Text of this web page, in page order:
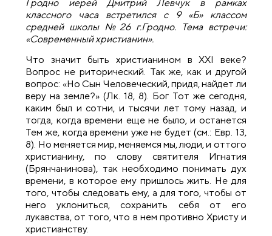
Гродно иерей Дмитрий Левчук в рамках
классного часа встретился с 9 «Б» классом
средней школы №26 г.Гродно. Тема встречи:
«Современный христианин».
Что значит быть христианином в XXI веке?
Вопрос не риторический. Так же, как и другой
вопрос: «Но Сын Человеческий, придя, найдет ли
веру на земле?» (Лк. 18, 8). Бог Тот же сегодня,
каким был и сотни, и тысячи лет тому назад, и
тогда, когда времени еще не было, и останется
Тем же, когда времени уже не будет (см.: Евр. 13,
8). Но меняется мир, меняемся мы, люди, и оттого
христианину, по слову святителя Игнатия
(Брянчанинова), так необходимо понимать дух
времени, в которое ему пришлось жить. Не для
того, чтобы следовать ему, а для того, чтобы от
него уклониться, сохранить себя от его
лукавства, от того, что в нем противно Христу и
христианству.